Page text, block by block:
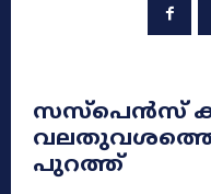
സസ്പെൻസ്
വലതുവശത്തെ
പുറത്ത്